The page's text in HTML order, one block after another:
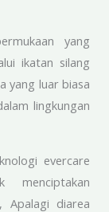
yang
ikatan silang
yang luar biasa
lingkungan
evercare
menciptakan
Apalagi diarea